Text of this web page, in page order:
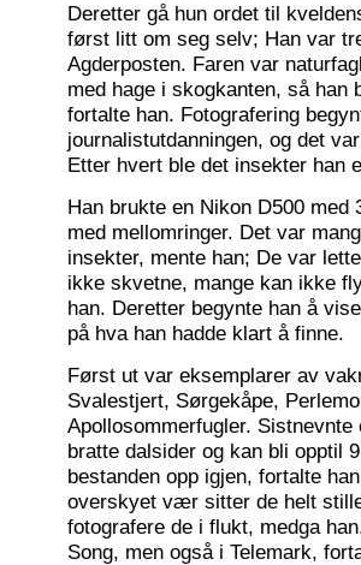
Deretter gå hun ordet til
først litt om seg selv; Han var
Agderposten. Faren var
med hage i skogkanten, så han
fortalte han. Fotografering
journalistutdanningen, og det
Etter hvert ble det insekter han
Han brukte en Nikon D500
med mellomringer. Det var
insekter, mente han; De var
ikke skvetne, mange kan ikke
han. Deretter begynte han å
på hva han hadde klart å finne.
Først ut var eksemplarer av
Svalestjert, Sørgekåpe,
Apollosommerfugler.
bratte dalsider og kan bli opptil
bestanden opp igjen, fortalte
overskyet vær sitter de helt
fotografere de i flukt, medga
Song, men også i Telemark,